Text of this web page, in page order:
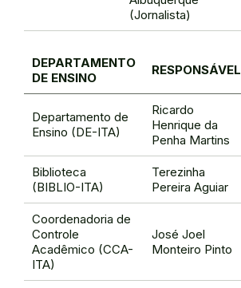
(Jornalista)
DEPARTAMENTO
DE ENSINO
RESPONSÁVEL
Departamento de
Ensino (DE-ITA)
Ricardo
Henrique da
Penha Martins
Biblioteca
(BIBLIO-ITA)
Terezinha
Pereira Aguiar
Coordenadoria de
Controle
Acadêmico (CCA-
ITA)
José Joel
Monteiro Pinto